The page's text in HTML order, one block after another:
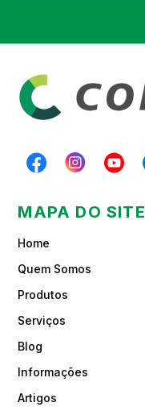
MAPA DO SITE
Home
Quem Somos
Produtos
Serviços
Blog
Informações
Artigos